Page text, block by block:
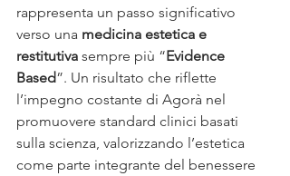
rappresenta un passo significativo
verso una medicina estetica e
restitutiva sempre più “Evidence
Based”. Un risultato che riflette
l’impegno costante di Agorà nel
promuovere standard clinici basati
sulla scienza, valorizzando l’estetica
come parte integrante del benessere